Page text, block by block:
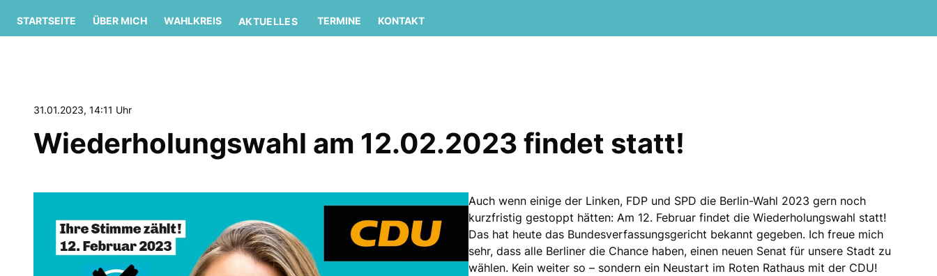
STARTSEITE ÜBER MICH WAHLKREIS AKTUELLES TERMINE KONTAKT
31.01.2023, 14:11 Uhr
Wiederholungswahl am 12.02.2023 findet statt!
Auch wenn einige der Linken, FDP und SPD die Berlin-Wahl 2023 gern noch
kurzfristig gestoppt hätten: Am 12. Februar findet die Wiederholungswahl statt!
Das hat heute das Bundesverfassungsgericht bekannt gegeben. Ich freue mich
sehr, dass alle Berliner die Chance haben, einen neuen Senat für unsere Stadt zu
wählen. Kein weiter so – sondern ein Neustart im Roten Rathaus mit der CDU!